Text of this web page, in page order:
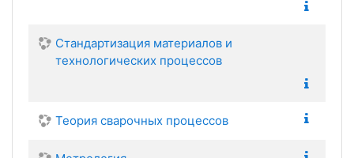
Стандартизация материалов и
технологических процессов
Теория сварочных процессов